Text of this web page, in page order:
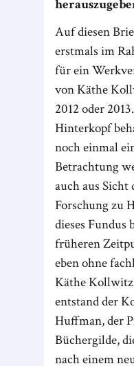
Auf diesen
erstmals im
für ein
von Käthe
2012 oder
Hinterkopf
noch einmal
Betrachtung
auch aus
Forschung zu
dieses Fundus
früheren
eben ohne
Käthe
entstand der
Huffman, der
Büchergilde,
nach einem